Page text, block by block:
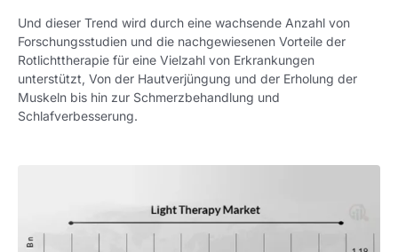
Und dieser Trend wird durch eine wachsende Anzahl von
Forschungsstudien und die nachgewiesenen Vorteile der
Rotlichttherapie für eine Vielzahl von Erkrankungen
unterstützt, Von der Hautverjüngung und der Erholung der
Muskeln bis hin zur Schmerzbehandlung und
Schlafverbesserung.